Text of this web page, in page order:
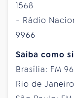
1568
- Rádio
9966
Saiba como
Brasília: FM
Rio de